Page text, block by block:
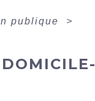
publique
>